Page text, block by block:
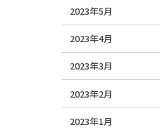
2023年5月
2023年4月
2023年3月
2023年2月
2023年1月